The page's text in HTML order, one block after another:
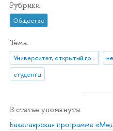
Рубрики
Общество
Темы
Университет, открытый городу
студенты
В статье упомянуты
Бакалаврская программа